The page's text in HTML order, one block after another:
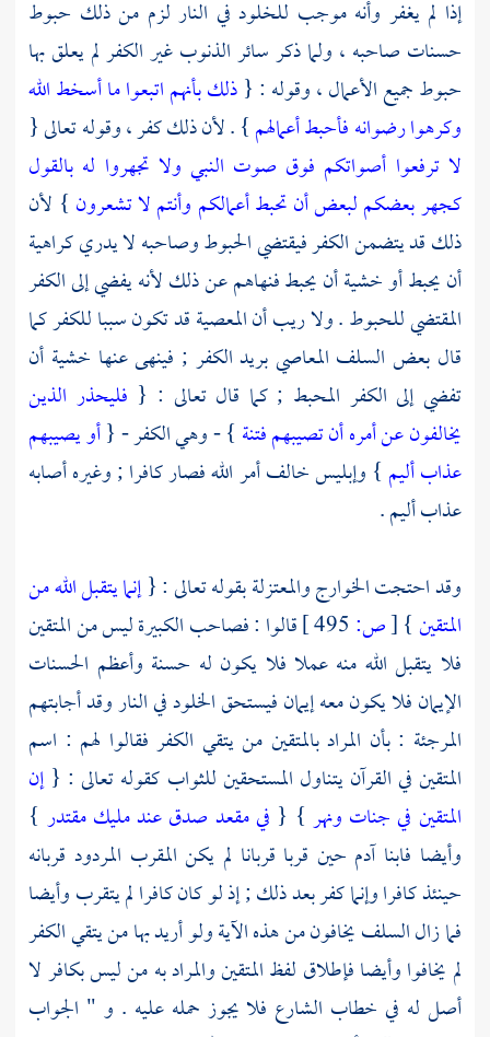
إذا لم يغفر وأنه موجب للخلود في النار لزم من ذلك حبوط
حسنات صاحبه ، ولما ذكر سائر الذنوب غير الكفر لم يعلق بها
حبوط جميع الأعمال ، وقوله : {ذلك بأنهم اتبعوا ما أسخط الله
وكرهوا رضوانه فأحبط أعمالهم} . لأن ذلك كفر ، وقوله تعالى {
لا ترفعوا أصواتكم فوق صوت النبي ولا تجهروا له بالقول
كجهر بعضكم لبعض أن تحبط أعمالكم وأنتم لا تشعرون } لأن
ذلك قد يتضمن الكفر فيقتضي الحبوط وصاحبه لا يدري كراهية
أن يحبط أو خشية أن يحبط فنهاهم عن ذلك لأنه يفضي إلى الكفر
المقتضي للحبوط . ولا ريب أن المعصية قد تكون سببا للكفر كما
قال بعض السلف المعاصي بريد الكفر ; فينهى عنها خشية أن
تفضي إلى الكفر المحبط ; كما قال تعالى : { فليحذر الذين
يخالفون عن أمره أن تصيبهم فتنة } - وهي الكفر - {أو يصيبهم
عذاب أليم } وإبليس خالف أمر الله فصار كافرا ; وغيره أصابه
عذاب أليم .
وقد احتجتالخوارجوالمعتزلةبقوله تعالى : {إنما يتقبل الله من
المتقين}
[ص:
قالوا : فصاحب الكبيرة ليس من المتقين
فلا يتقبل الله منه عملا فلا يكون له حسنة وأعظم الحسنات
الإيمان فلا يكون معه إيمان فيستحق الخلود في النار وقد أجابتهم
المرجئة : بأن المراد بالمتقين من يتقي الكفر فقالوا لهم : اسم
المتقين في القرآن يتناول المستحقين للثواب كقوله تعالى : {إن
المتقين في جنات ونهر } { في مقعد صدق عند مليك مقتدر }
وأيضا فابناآدم حين قربا قربانا لم يكن المقرب المردود قربانه
حينئذ كافرا وإنما كفر بعد ذلك ; إذ لو كان كافرا لم يتقرب وأيضا
فما زالالسلفيخافون من هذه الآية ولو أريد بها من يتقي الكفر
لم يخافوا وأيضا فإطلاق لفظ المتقين والمراد به من ليس بكافر لا
أصل له في خطاب الشارع فلا يجوز حمله عليه . و " الجواب